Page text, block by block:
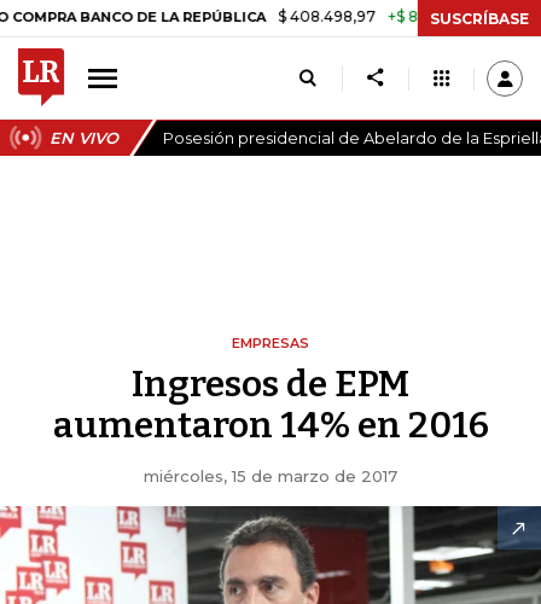
BANCO DE LA REPÚBLICA $ 408.498,97 +$ 8.753,81 +2,19%
SUSCRÍBASE
EN VIVO Posesión presidencial de Abelardo de la
EMPRESAS
Ingresos de EPM
aumentaron 14% en 2016
miércoles, 15 de marzo de 2017